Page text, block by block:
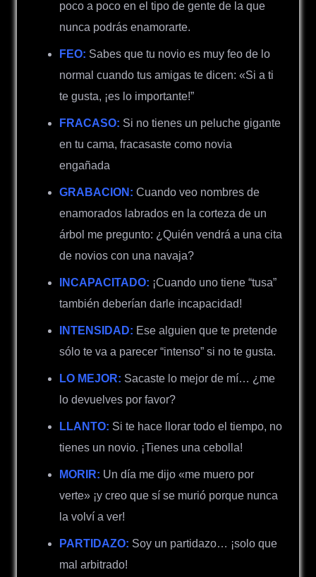
poco a poco en el tipo de gente de la que
nunca podrás enamorarte.
FEO: Sabes que tu novio es muy feo de lo
normal cuando tus amigas te dicen: «Si a ti
te gusta, ¡es lo importante!”
FRACASO: Si no tienes un peluche gigante
en tu cama, fracasaste como novia
engañada
GRABACION: Cuando veo nombres de
enamorados labrados en la corteza de un
árbol me pregunto: ¿Quién vendrá a una cita
de novios con una navaja?
INCAPACITADO: ¡Cuando uno tiene “tusa”
también deberían darle incapacidad!
INTENSIDAD: Ese alguien que te pretende
sólo te va a parecer “intenso” si no te gusta.
LO MEJOR: Sacaste lo mejor de mí… ¿ me
lo devuelves por favor?
LLANTO: Si te hace llorar todo el tiempo, no
tienes un novio. ¡Tienes una cebolla!
MORIR: Un día me dijo «me muero por
verte» ¡y creo que sí se murió porque nunca
la volví a ver!
PARTIDAZO: Soy un partidazo… ¡solo que
mal arbitrado!